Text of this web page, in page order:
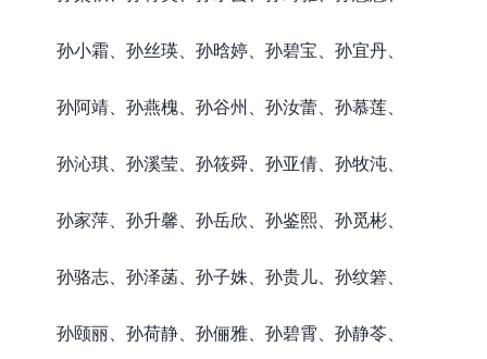
孙小霜、孙丝瑛、孙晗婷、孙碧宝、孙宜丹、
孙阿靖、孙燕槐、孙谷州、孙汝蕾、孙慕莲、
孙沁琪、孙溪莹、孙筱舜、孙亚倩、孙牧沌、
孙家萍、孙升馨、孙岳欣、孙鉴熙、孙觅彬、
孙骆志、孙泽菡、孙子姝、孙贵儿、孙纹箬、
孙颐丽、孙荷静、孙俪雅、孙碧霄、孙静苓、